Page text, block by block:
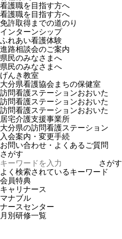
看護職を目指す方へ
看護職を目指す方へ
免許取得までの道のり
インターンシップ
ふれあい看護体験
進路相談会のご案内
県民のみなさまへ
県民のみなさまへ
げんき教室
大分県看護協会まちの保健室
訪問看護ステーションおおいた
訪問看護ステーションおおいた
訪問看護ステーションおおいた
居宅介護支援事業所
大分県の訪問看護ステーション
入会案内・変更手続
お問い合わせ・よくあるご質問
さがす
さがす
よく検索されているキーワード
会員特典
キャリナース
マナブル
ナースセンター
月別研修一覧